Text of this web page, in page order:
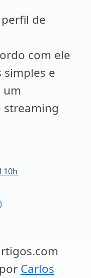
de
com ele
simples e
um
streaming
10h
Carlos